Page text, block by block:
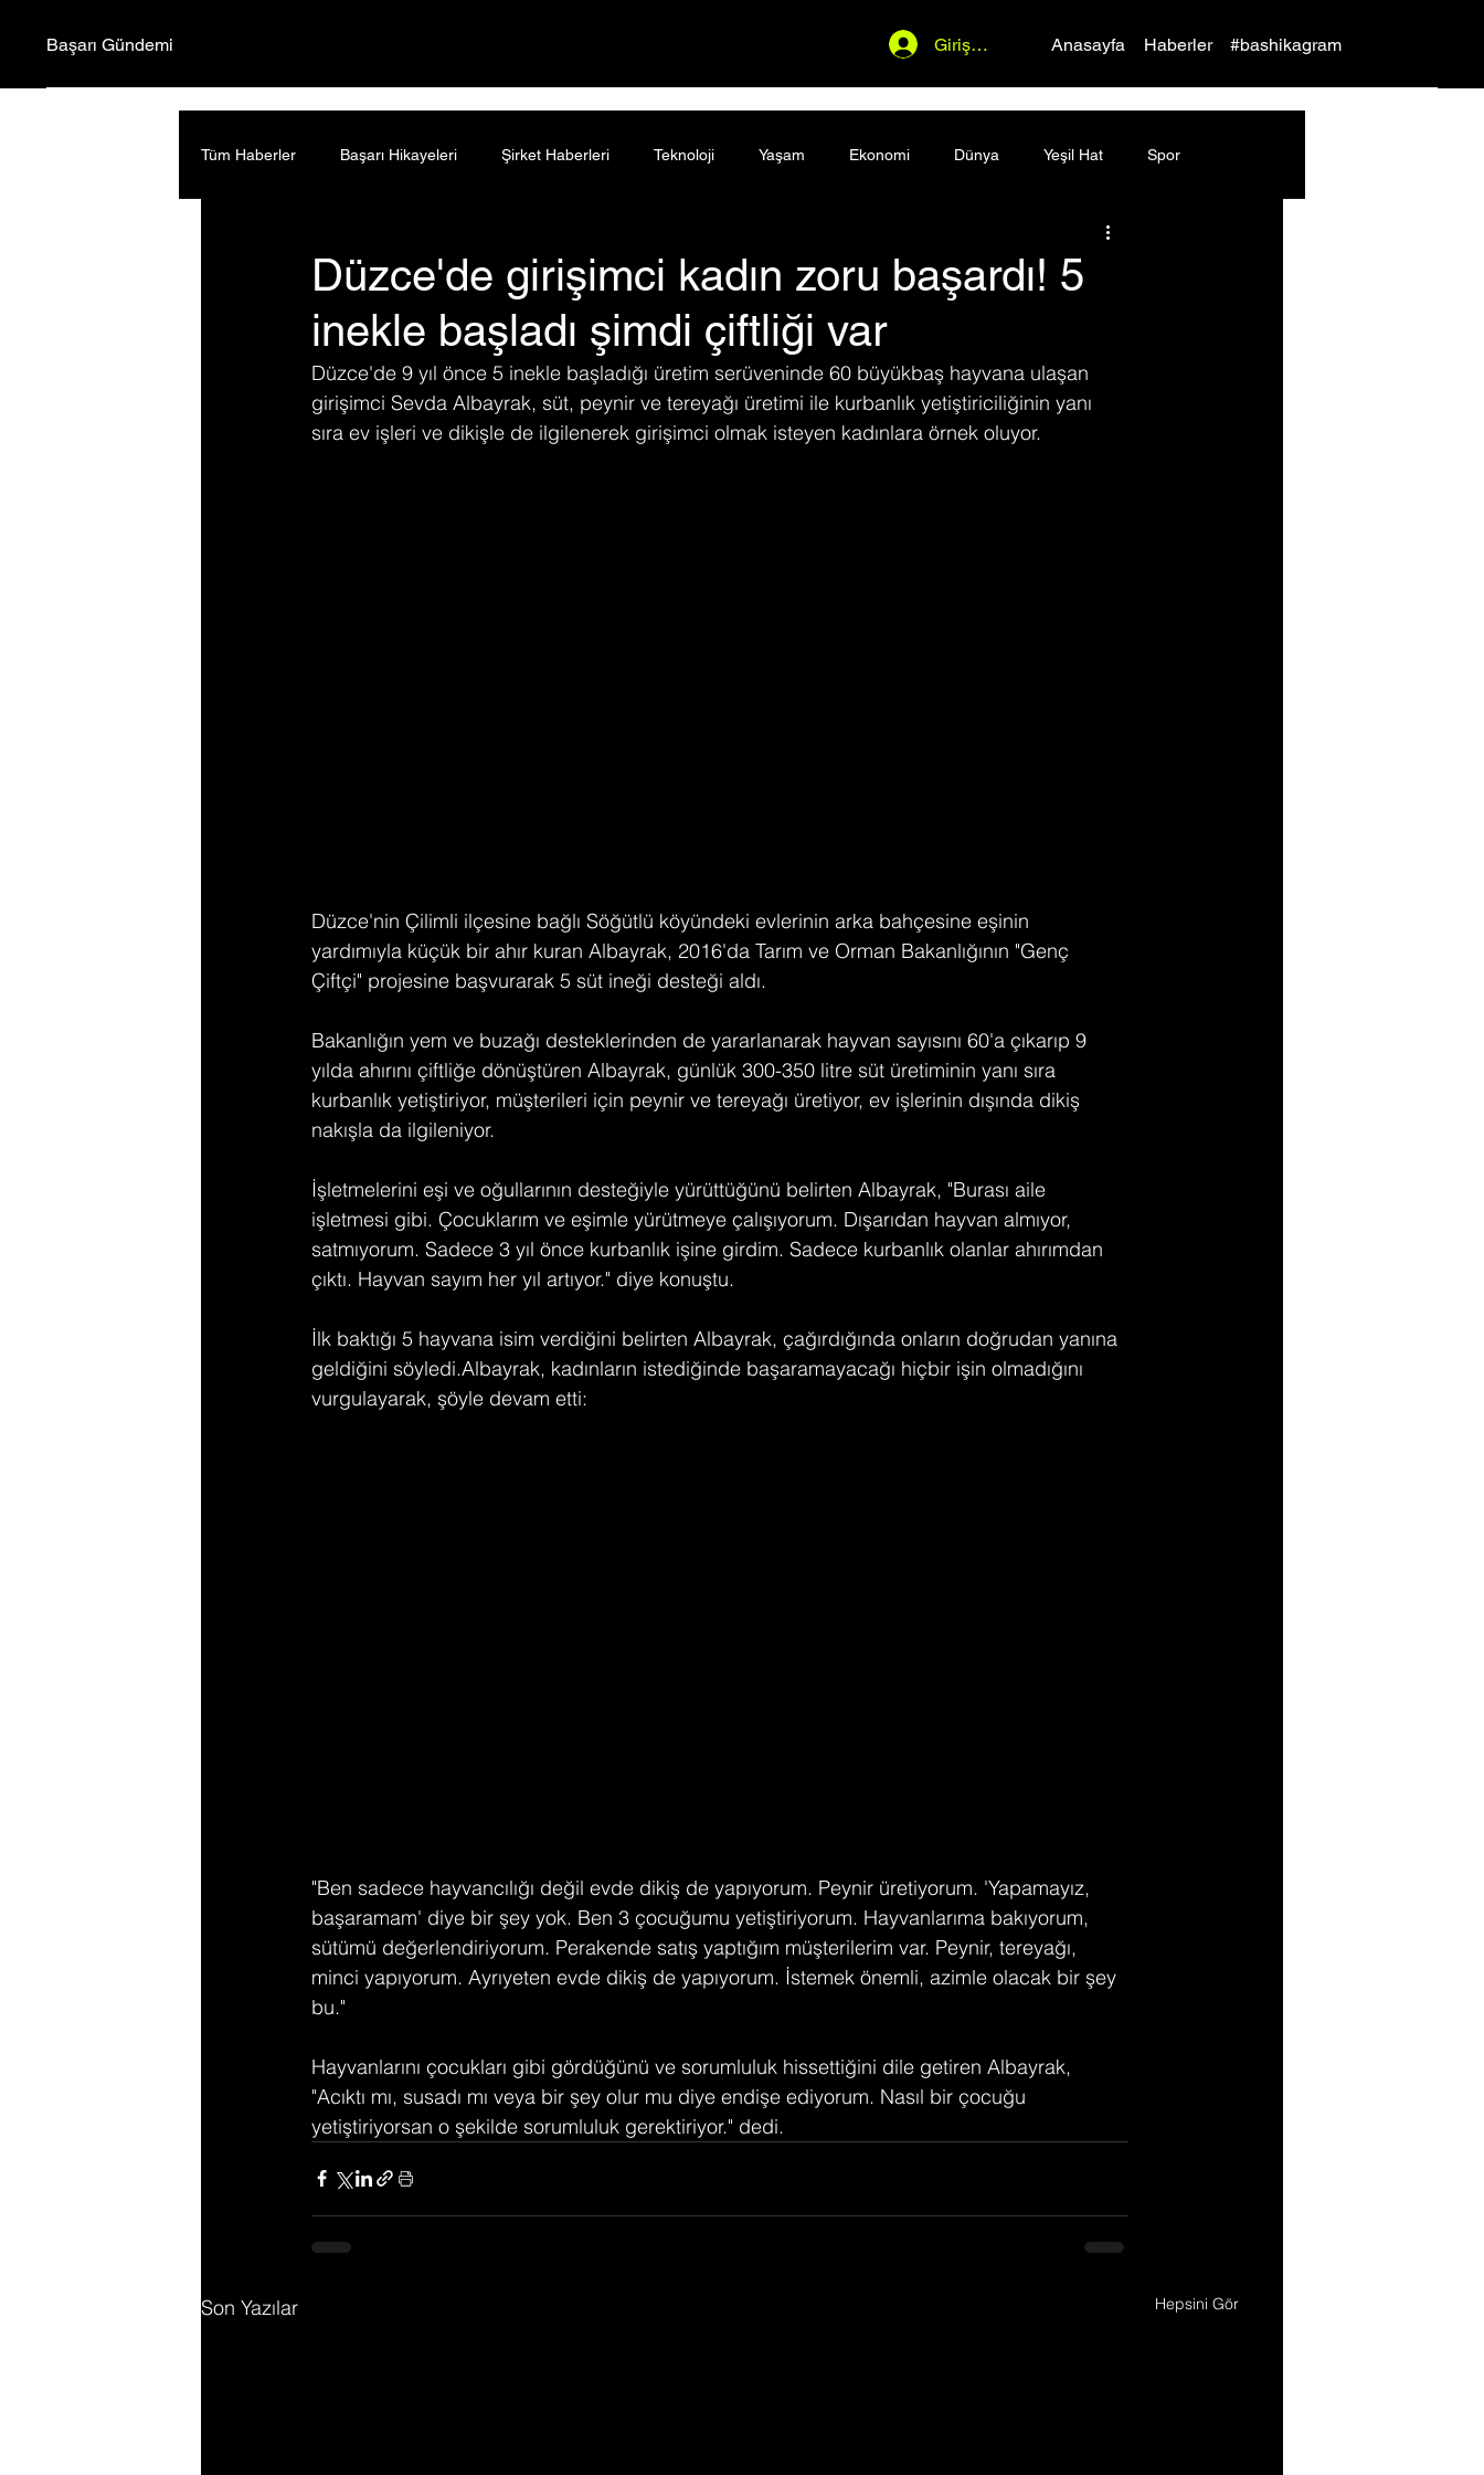
Başarı Gündemi Anasayfa Haberler #bashikagram
Giriş Yap
Tüm Haberler Başarı Hikayeleri Şirket Haberleri Teknoloji Yaşam Ekonomi Dünya Yeşil Hat Spor
Düzce'de girişimci kadın zoru başardı! 5
inekle başladı şimdi çiftliği var
Düzce'de 9 yıl önce 5 inekle başladığı üretim serüveninde 60 büyükbaş hayvana ulaşan
girişimci Sevda Albayrak, süt, peynir ve tereyağı üretimi ile kurbanlık yetiştiriciliğinin yanı
sıra ev işleri ve dikişle de ilgilenerek girişimci olmak isteyen kadınlara örnek oluyor.
Düzce'nin Çilimli ilçesine bağlı Söğütlü köyündeki evlerinin arka bahçesine eşinin
yardımıyla küçük bir ahır kuran Albayrak, 2016'da Tarım ve Orman Bakanlığının "Genç
Çiftçi" projesine başvurarak 5 süt ineği desteği aldı.
Bakanlığın yem ve buzağı desteklerinden de yararlanarak hayvan sayısını 60'a çıkarıp 9
yılda ahırını çiftliğe dönüştüren Albayrak, günlük 300-350 litre süt üretiminin yanı sıra
kurbanlık yetiştiriyor, müşterileri için peynir ve tereyağı üretiyor, ev işlerinin dışında dikiş
nakışla da ilgileniyor.
İşletmelerini eşi ve oğullarının desteğiyle yürüttüğünü belirten Albayrak, "Burası aile
işletmesi gibi. Çocuklarım ve eşimle yürütmeye çalışıyorum. Dışarıdan hayvan almıyor,
satmıyorum. Sadece 3 yıl önce kurbanlık işine girdim. Sadece kurbanlık olanlar ahırımdan
çıktı. Hayvan sayım her yıl artıyor." diye konuştu.
İlk baktığı 5 hayvana isim verdiğini belirten Albayrak, çağırdığında onların doğrudan yanına
geldiğini söyledi.Albayrak, kadınların istediğinde başaramayacağı hiçbir işin olmadığını
vurgulayarak, şöyle devam etti:
"Ben sadece hayvancılığı değil evde dikiş de yapıyorum. Peynir üretiyorum. 'Yapamayız,
başaramam' diye bir şey yok. Ben 3 çocuğumu yetiştiriyorum. Hayvanlarıma bakıyorum,
sütümü değerlendiriyorum. Perakende satış yaptığım müşterilerim var. Peynir, tereyağı,
minci yapıyorum. Ayrıyeten evde dikiş de yapıyorum. İstemek önemli, azimle olacak bir şey
bu."
Hayvanlarını çocukları gibi gördüğünü ve sorumluluk hissettiğini dile getiren Albayrak,
"Acıktı mı, susadı mı veya bir şey olur mu diye endişe ediyorum. Nasıl bir çocuğu
yetiştiriyorsan o şekilde sorumluluk gerektiriyor." dedi.
Son Yazılar Hepsini Gör